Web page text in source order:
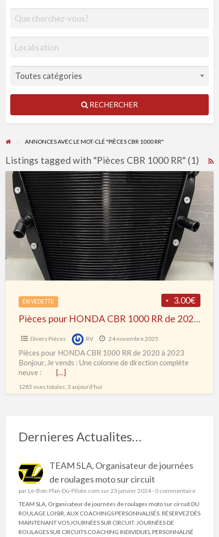
RECHERCHER
ANNONCES AVEC LE MOT-CLÉ "PIÈCES CBR 1000 RR"
Listings tagged with "Pièces CBR 1000 RR" (1)
Pièces
pour
HONDA
CBR
1000
de
à
2023
EN VEDETTE 3.00€
Pièces pour HONDA CBR 1000 RR de 2020 à 2023
Divers Pièces RV 24 novembre 2025
Pièces pour HONDA CBR 1000 RR de 2020 à 2023
Bonjour, Je vends : Une colonne de direction complète
neuve : […]
1285 vues totales, 3 aujourd'hui
Dernieres Actualites…
TEAM SLA, Organisateur de journées
de roulages moto sur circuit
par Le-Bon-Plan-Du-Pilote.com sur 23 janvier 2024 - 0 commentaire
TEAM SLA, Organisateur de journées de roulages moto sur circuit DU
ROULAGE LOISIR, AUX COACHINGS PERSONNALISÉS, RÉSERVEZ DÈS
MAINTENANT VOS JOURNÉES SUR CIRCUIT. JOURNÉES DE
ROULAGES SUR CIRCUITS COACHING INDIVIDUEL PERSONNALISÉ